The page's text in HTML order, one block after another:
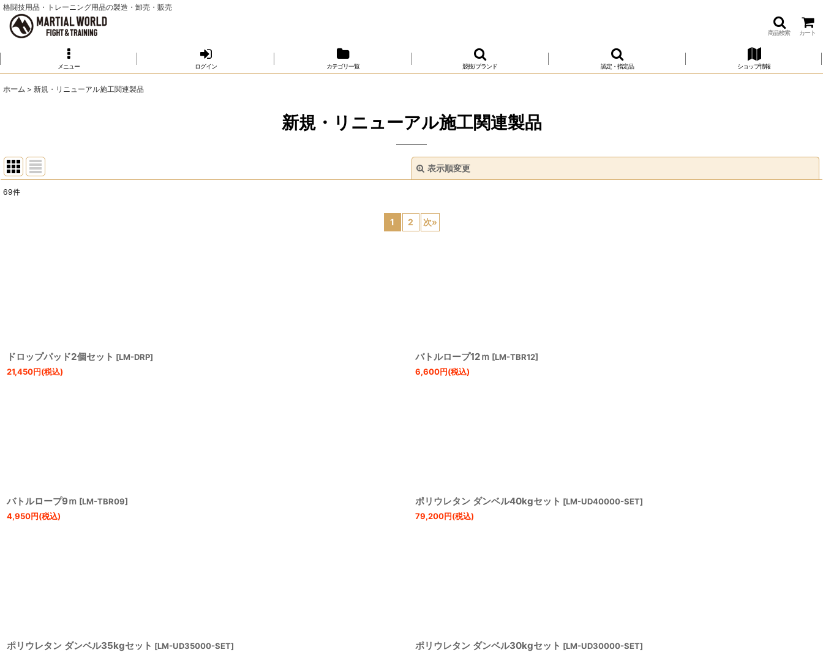
格闘技用品・トレーニング用品の製造・卸売・販売
商品検索 カート
メニュー ログイン カテゴリ一覧 競技/ブランド 認定・指定品 ショップ情報
ホーム > 新規・リニューアル施工関連製品
新規・リニューアル施工関連製品
表示順変更
69件
1 2 次»
ドロップパッド2個セット [LM-DRP]
21,450円(税込)
バトルロープ12ｍ [LM-TBR12]
6,600円(税込)
バトルロープ9ｍ [LM-TBR09]
4,950円(税込)
ポリウレタン ダンベル40kgセット [LM-UD40000-SET]
79,200円(税込)
ポリウレタン ダンベル35kgセット [LM-UD35000-SET]
ポリウレタン ダンベル30kgセット [LM-UD30000-SET]